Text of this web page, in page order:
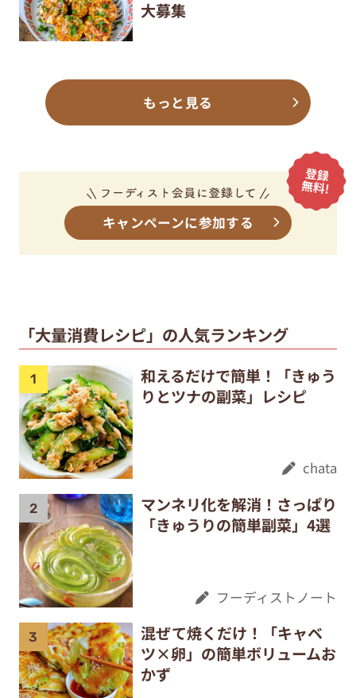
大募集
もっと見る
キャンペーンに参加する
「大量消費レシピ」の人気ランキング
和えるだけで簡単！「きゅう
りとツナの副菜」レシピ
chata
マンネリ化を解消！さっぱり
「きゅうりの簡単副菜」4選
フーディストノート
混ぜて焼くだけ！「キャベ
ツ×卵」の簡単ボリュームお
かず